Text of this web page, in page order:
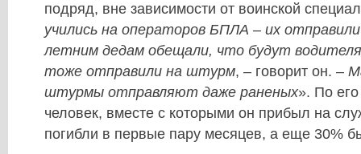
подряд, вне зависимости от воинской
учились на операторов БПЛА – их
летним дедам обещали, что будут
тоже отправили на штурм, – говорит он. –
штурмы отправляют даже раненых». По
человек, вместе с которыми он прибыл на
погибли в первые пару месяцев, а еще 30%